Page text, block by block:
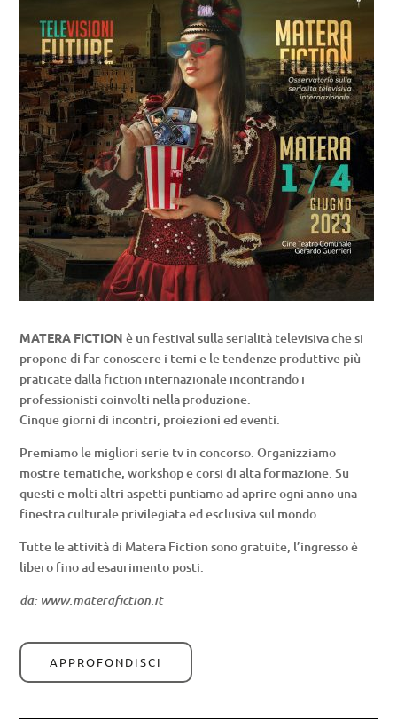
MATERA FICTION è un festival sulla serialità televisiva che si
propone di far conoscere i temi e le tendenze produttive più
praticate dalla fiction internazionale incontrando i
professionisti coinvolti nella produzione.
Cinque giorni di incontri, proiezioni ed eventi.
Premiamo le migliori serie tv in concorso. Organizziamo
mostre tematiche, workshop e corsi di alta formazione. Su
questi e molti altri aspetti puntiamo ad aprire ogni anno una
finestra culturale privilegiata ed esclusiva sul mondo.
Tutte le attività di Matera Fiction sono gratuite, l’ingresso è
libero fino ad esaurimento posti.
da: www.materafiction.it
APPROFONDISCI